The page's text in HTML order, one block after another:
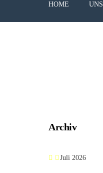
HOME
Archiv
Juli 2026